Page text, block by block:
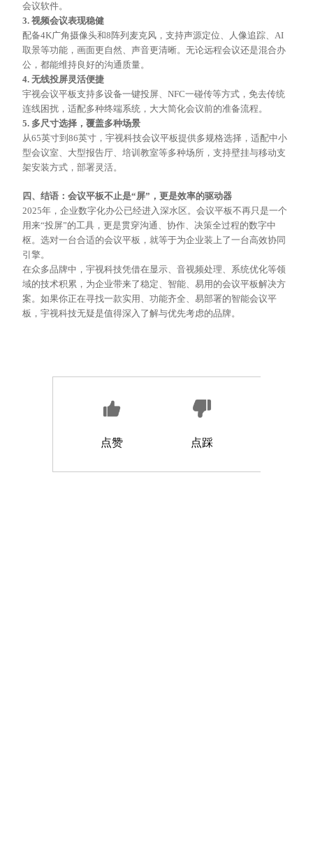
会议软件。
3. 视频会议表现稳健
配备4K广角摄像头和8阵列麦克风，支持声源定位、人像追踪、AI
取景等功能，画面更自然、声音更清晰。无论远程会议还是混合办
公，都能维持良好的沟通质量。
4. 无线投屏灵活便捷
宇视会议平板支持多设备一键投屏、NFC一碰传等方式，免去传统
连线困扰，适配多种终端系统，大大简化会议前的准备流程。
5. 多尺寸选择，覆盖多种场景
从65英寸到86英寸，宇视科技会议平板提供多规格选择，适配中小
型会议室、大型报告厅、培训教室等多种场所，支持壁挂与移动支
架安装方式，部署灵活。
四、结语：会议平板不止是“屏”，更是效率的驱动器
2025年，企业数字化办公已经进入深水区。会议平板不再只是一个
用来“投屏”的工具，更是贯穿沟通、协作、决策全过程的数字中
枢。选对一台合适的会议平板，就等于为企业装上了一台高效协同
引擎。
在众多品牌中，宇视科技凭借在显示、音视频处理、系统优化等领
域的技术积累，为企业带来了稳定、智能、易用的会议平板解决方
案。如果你正在寻找一款实用、功能齐全、易部署的智能会议平
板，宇视科技无疑是值得深入了解与优先考虑的品牌。